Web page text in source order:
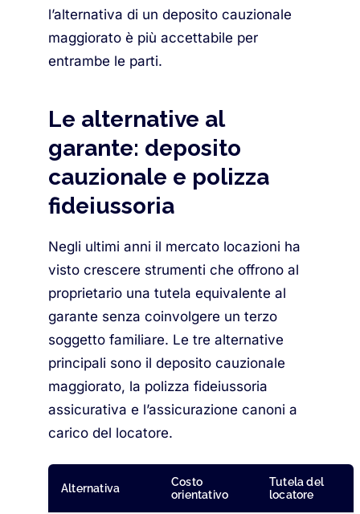
l’alternativa di un deposito cauzionale
maggiorato è più accettabile per
entrambe le parti.
Le alternative al
garante: deposito
cauzionale e polizza
fideiussoria
Negli ultimi anni il mercato locazioni ha
visto crescere strumenti che offrono al
proprietario una tutela equivalente al
garante senza coinvolgere un terzo
soggetto familiare. Le tre alternative
principali sono il deposito cauzionale
maggiorato, la polizza fideiussoria
assicurativa e l’assicurazione canoni a
carico del locatore.
Alternativa
Costo
orientativo
Tutela del
locatore